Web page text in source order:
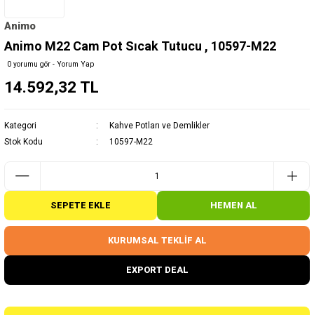
Animo
Animo M22 Cam Pot Sıcak Tutucu , 10597-M22
0 yorumu gör - Yorum Yap
14.592,32 TL
Kategori
Kahve Potları ve Demlikler
Stok Kodu
10597-M22
SEPETE EKLE HEMEN AL
KURUMSAL TEKLİF AL
EXPORT DEAL